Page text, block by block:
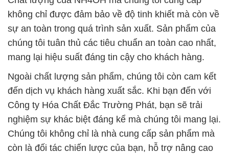
Ngoài chất lượng sản phẩm, chúng tôi còn cam kết
đến dịch vụ khách hàng xuất sắc. Khi bạn đến với
Công ty Hóa Chất Đắc Trường Phát, bạn sẽ trải
nghiệm sự khác biệt đáng kể mà chúng tôi mang lại.
Chúng tôi không chỉ là nhà cung cấp sản phẩm mà
còn là đối tác chiến lược của bạn, hỗ trợ nâng cao
hiệu suất và hiệu quả trong lĩnh vực sản xuất công
nghiệp.
Được xây dựng trên cơ sở niềm tin vững chắc với
khách hàng và đối tác, chúng tôi cam kết đồng hành